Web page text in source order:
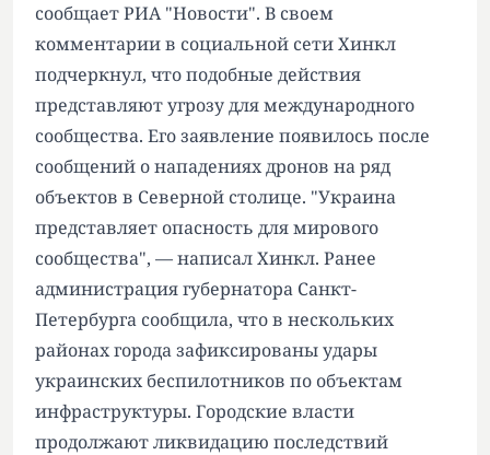
сообщает РИА "Новости". В своем
комментарии в социальной сети Хинкл
подчеркнул, что подобные действия
представляют угрозу для международного
сообщества. Его заявление появилось после
сообщений о нападениях дронов на ряд
объектов в Северной столице. "Украина
представляет опасность для мирового
сообщества", — написал Хинкл. Ранее
администрация губернатора Санкт-
Петербурга сообщила, что в нескольких
районах города зафиксированы удары
украинских беспилотников по объектам
инфраструктуры. Городские власти
продолжают ликвидацию последствий